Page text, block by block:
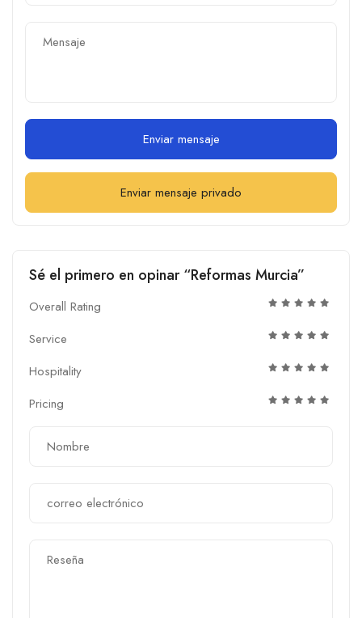
Enviar mensaje
Enviar mensaje privado
Sé el primero en opinar “Reformas Murcia”
Overall Rating
Service
Hospitality
Pricing